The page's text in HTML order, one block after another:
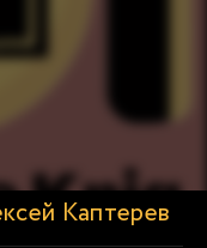
Каптерев